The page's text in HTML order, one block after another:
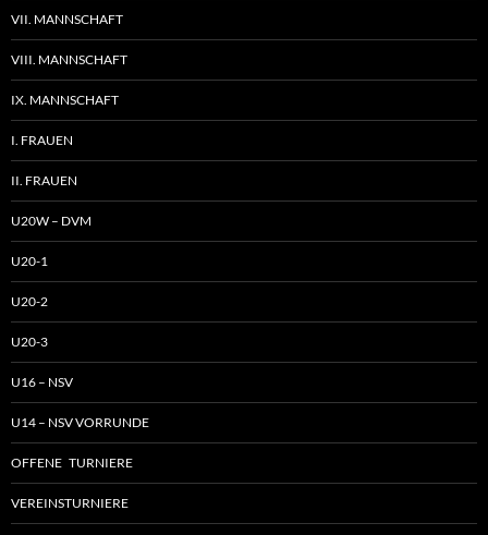
VII. MANNSCHAFT
VIII. MANNSCHAFT
IX. MANNSCHAFT
I. FRAUEN
II. FRAUEN
U20W – DVM
U20-1
U20-2
U20-3
U16 – NSV
U14 – NSV VORRUNDE
OFFENE TURNIERE
VEREINSTURNIERE